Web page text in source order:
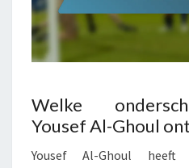
Welke
Yousef Al-Ghoul
Yousef Al-Ghoul heeft